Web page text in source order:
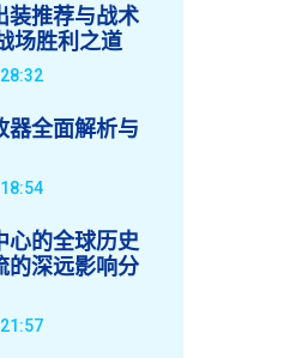
装推荐与战术
场胜利之道
器全面解析与
心的全球历史
的深远影响分